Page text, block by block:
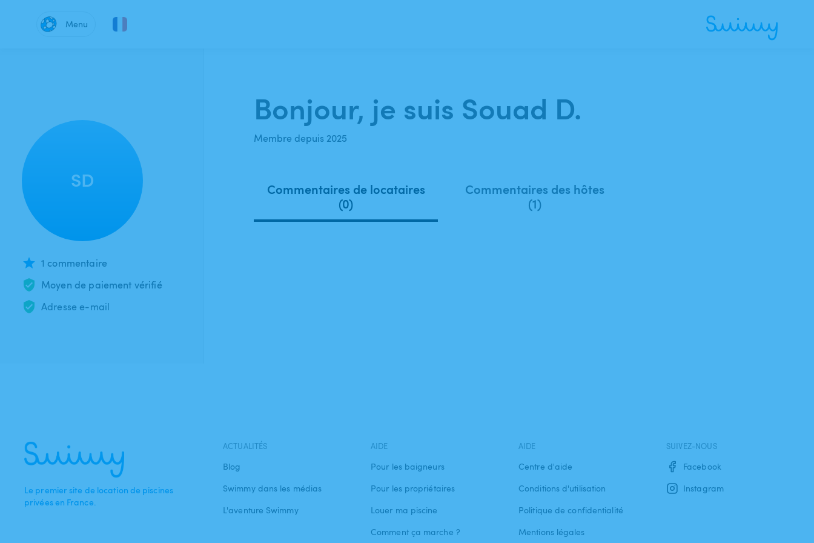
Menu
SD
1 commentaire
Moyen de paiement vérifié
Adresse e-mail
Bonjour, je suis Souad D.
Membre depuis 2025
Commentaires de locataires
(0)
Commentaires des hôtes
(1)
Le premier site de location de piscines
privées en France.
ACTUALITÉS
Blog
Swimmy dans les médias
L'aventure Swimmy
AIDE
Pour les baigneurs
Pour les propriétaires
Louer ma piscine
Comment ça marche ?
AIDE
Centre d'aide
Conditions d'utilisation
Politique de confidentialité
Mentions légales
SUIVEZ-NOUS
Facebook
Instagram